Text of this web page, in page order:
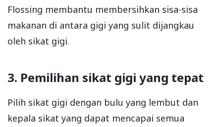
Flossing membantu membersihkan sisa-sisa
makanan di antara gigi yang sulit dijangkau
oleh sikat gigi.
3. Pemilihan sikat gigi yang tepat
Pilih sikat gigi dengan bulu yang lembut dan
kepala sikat yang dapat mencapai semua